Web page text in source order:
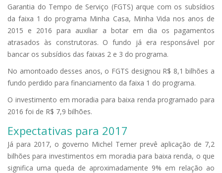
Garantia do Tempo de Serviço (FGTS) arque com os subsídios
da faixa 1 do programa Minha Casa, Minha Vida nos anos de
2015 e 2016 para auxiliar a botar em dia os pagamentos
atrasados às construtoras. O fundo já era responsável por
bancar os subsídios das faixas 2 e 3 do programa.
No amontoado desses anos, o FGTS designou R$ 8,1 bilhões a
fundo perdido para financiamento da faixa 1 do programa.
O investimento em moradia para baixa renda programado para
2016 foi de R$ 7,9 bilhões.
Expectativas para 2017
Já para 2017, o governo Michel Temer prevê aplicação de 7,2
bilhões para investimentos em moradia para baixa renda, o que
significa uma queda de aproximadamente 9% em relação ao